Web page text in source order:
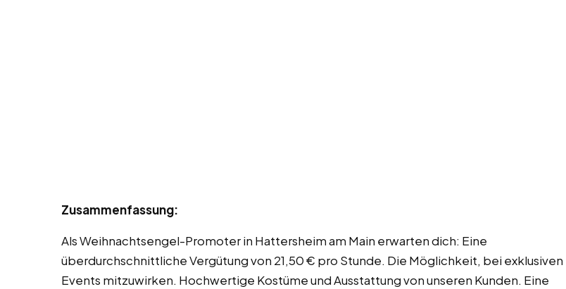
Zusammenfassung:
Als Weihnachtsengel-Promoter in Hattersheim am Main erwarten dich: Eine
überdurchschnittliche Vergütung von 21,50 € pro Stunde. Die Möglichkeit, bei exklusiven
Events mitzuwirken. Hochwertige Kostüme und Ausstattung von unseren Kunden. Eine